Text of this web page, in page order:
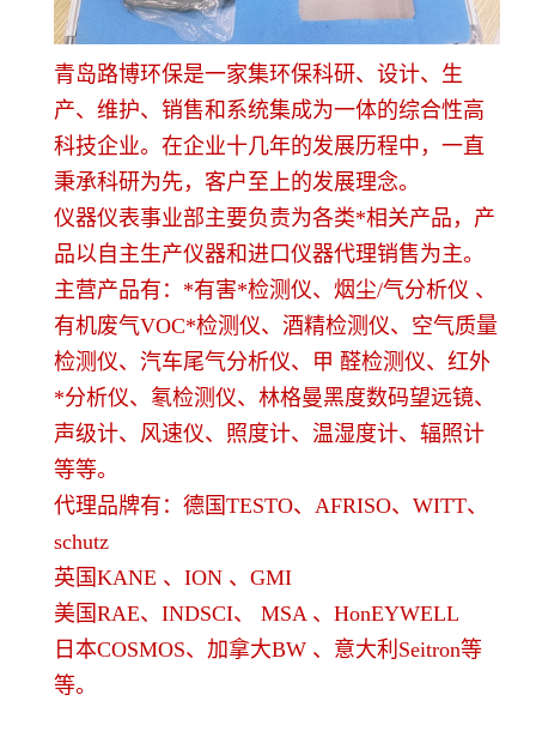
青岛路博环保是一家集环保科研、设计、生
产、维护、销售和系统集成为一体的综合性高
科技企业。在企业十几年的发展历程中，一直
秉承科研为先，客户至上的发展理念。
仪器仪表事业部主要负责为各类*相关产品，产
品以自主生产仪器和进口仪器代理销售为主。
主营产品有：*有害*检测仪、烟尘/气分析仪 、
有机废气VOC*检测仪、酒精检测仪、空气质量
检测仪、汽车尾气分析仪、甲 醛检测仪、红外
*分析仪、氡检测仪、林格曼黑度数码望远镜、
声级计、风速仪、照度计、温湿度计、辐照计
等等。
代理品牌有：德国TESTO、AFRISO、WITT、
schutz
英国KANE 、ION 、GMI
美国RAE、INDSCI、 MSA 、HonEYWELL
日本COSMOS、加拿大BW 、意大利Seitron等
等。